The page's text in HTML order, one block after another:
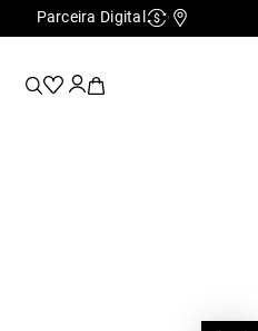
Parceira Digital Cashback